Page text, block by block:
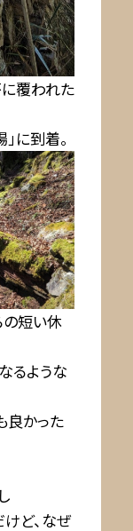
覆われた
に到着。
の短い休
るような
良かった
ど、なぜ